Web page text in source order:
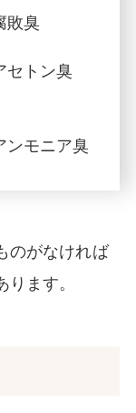
敗臭
ン臭
モニア臭
のがなければ
ます。